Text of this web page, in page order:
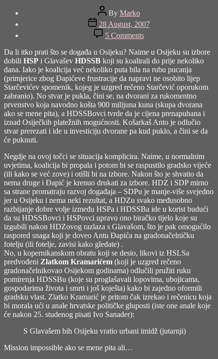
Post
author
By Marko
Post
date
28 August, 2007
5 Commentson
Dezintegrirajuća
oporba
Da li itko prati što se događa u Osijeku? Naime u Osijeku su izbore
dobili HSP i Glavašev HDSSB koji su koalirali do prije nekoliko
dana. Iako je koalicija već nekoliko puta bila na rubu pucanja
(primjerice zbog Đapićeve frustracije da napravi ne osobito lijep
Starčevićev spomenik, kojeg je uzgred rečeno Starčević oporukom
zabranio). No stvar je pukla, čini se, na dvorani za rukomentno
prvenstvo koja navodno košta 900 milijuna kuna (skupa dvorana
ako se mene pita), a HDSSBovci tvrde da je cijena prenapuhana i
iznad Osiječkih platežnih mogućnosti. Košarkaš Anto je odlučio
stvar prerezati i ide u investiciju dvorane pa kud puklo, a čini se da
će puknuti.
Negdje na ovoj točci se situacija komplicira. Naime, u normalnim
uvjetima, koalicija bi propala i potom bi se raspustilo gradsko vijeće
(ili kako se već zove) i otišli bi na izbore. Nakon što je shvatio da
nema druge i Đapić je krenuo drukati za izbore. HDZ i SDP mirno
sa strane promatraju razvoj događaja – SDPu je manje-više svejedno
jer u Osijeku i nema neki rezultat, a HDZu svako međusobno
razbijanje dobre volje između HSPa i HDSSBa ide u korist budući
da su HDSSBovci i HSPovci upravo ono biračko tijelo koje su
izgubili nakon HDZovog razlaza s Glavašom, što je pak omogućilo
raspored snaga koji je doveo Antu Đapića na gradonačelničku
fotelju (ili fotelje, zavisi kako gledate) .
No, u kopernikanskom obratu koji se desio, likovi iz HSLSa
predvođeni Zlatkom Kramarićem (koji je uzgred rečeno
gradonačelnikovao Osijekom godinama) odlučili pružiti ruku
pomirenja HDSSBu (koje su proglašavali lopovima, ubojicama,
gospodarima života i smrti i još koješta) kako bi zajedno oformili
gradsku vlast. Zlatko Kramarić je pritom čak izrekao i rečenicu koja
bi morala ući u anale hrvatske političke gluposti (iste one anale koje
će nakon 25. studenog pisati Ivo Sanader):
S Glavašem bih Osijeku vratio urbani imidž (jutarnji)
Mission impossible ako se mene pita ali…